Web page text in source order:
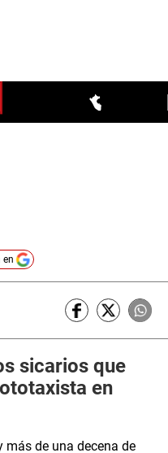
en
sicarios que
en
de una decena de